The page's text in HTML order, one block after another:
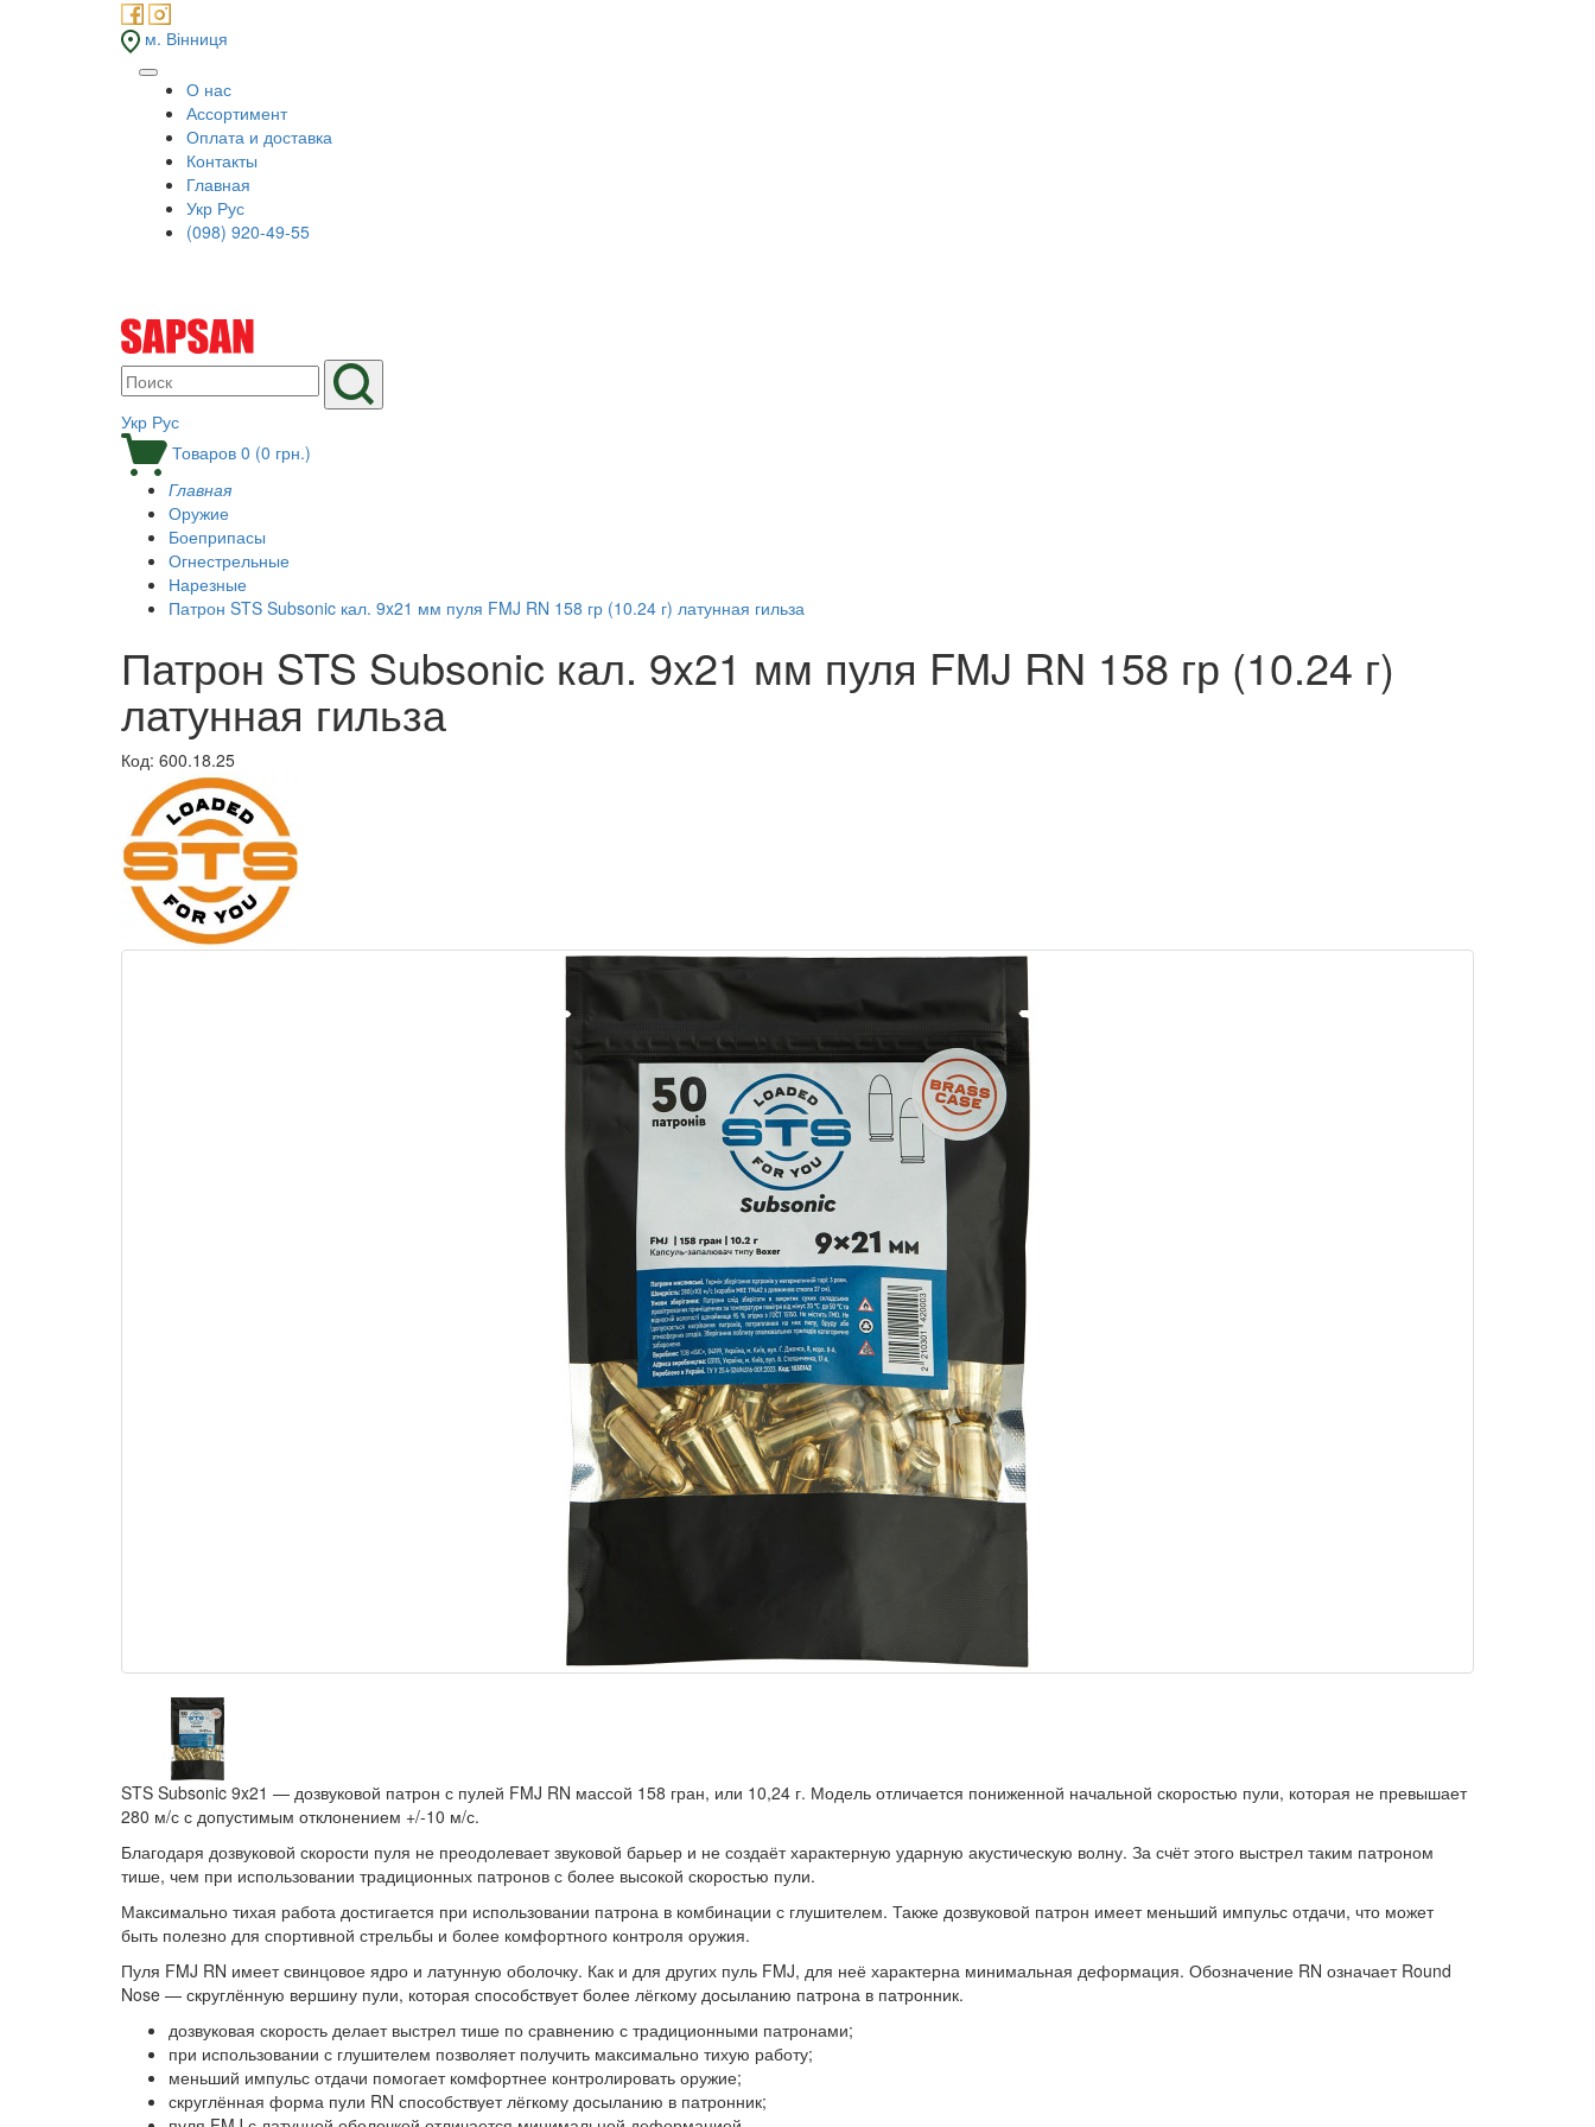
м. Вінниця
О нас
Ассортимент
Оплата и доставка
Контакты
Главная
Укр Рус
(098) 920-49-55
Укр Рус
Товаров 0 (0 грн.)
Главная
Оружие
Боеприпасы
Огнестрельные
Нарезные
Патрон STS Subsonic кал. 9x21 мм пуля FMJ RN 158 гр (10.24 г) латунная гильза
Патрон STS Subsonic кал. 9x21 мм пуля FMJ RN 158 гр (10.24 г)
латунная гильза
Код: 600.18.25
STS Subsonic 9x21 — дозвуковой патрон с пулей FMJ RN массой 158 гран, или 10,24 г. Модель отличается пониженной начальной скоростью пули, которая не превышает
280 м/с с допустимым отклонением +/-10 м/с.
Благодаря дозвуковой скорости пуля не преодолевает звуковой барьер и не создаёт характерную ударную акустическую волну. За счёт этого выстрел таким патроном
тише, чем при использовании традиционных патронов с более высокой скоростью пули.
Максимально тихая работа достигается при использовании патрона в комбинации с глушителем. Также дозвуковой патрон имеет меньший импульс отдачи, что может
быть полезно для спортивной стрельбы и более комфортного контроля оружия.
Пуля FMJ RN имеет свинцовое ядро и латунную оболочку. Как и для других пуль FMJ, для неё характерна минимальная деформация. Обозначение RN означает Round
Nose — скруглённую вершину пули, которая способствует более лёгкому досыланию патрона в патронник.
дозвуковая скорость делает выстрел тише по сравнению с традиционными патронами;
при использовании с глушителем позволяет получить максимально тихую работу;
меньший импульс отдачи помогает комфортнее контролировать оружие;
скруглённая форма пули RN способствует лёгкому досыланию в патронник;